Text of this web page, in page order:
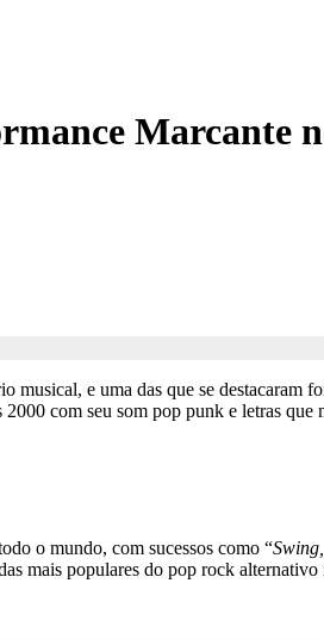
Marcante
musical, e uma das que se destacaram
com seu som pop punk e letras que
o mundo, com sucessos como “
mais populares do pop rock